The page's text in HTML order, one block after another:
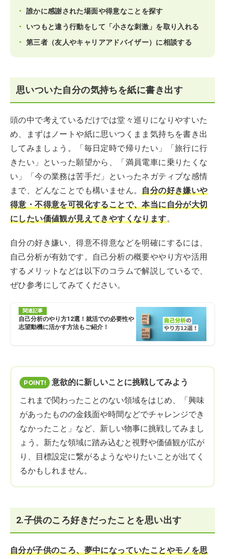
誰かに感謝された場面や得意なことを探す
いつもと違う行動をして「小さな刺激」を取り入れる
第三者（友人やキャリアアドバイザー）に相談する
思いついた自分の気持ちを紙に書き出す
頭の中で考えているだけでは堂々巡りになりやすいた
め、まずはノートや紙に思いつくまま気持ちを書き出
してみましょう。「毎日定時で帰りたい」「旅行に行
きたい」といった願望から、「満員電車に乗りたくな
い」「今の業務は苦手だ」といったネガティブな感情
まで、どんなことでも構いません。自分の好き嫌いや
得意・不得意を可視化することで、本当に自分が大切
にしたい価値観が見えてきやすくなります。
自分の好き嫌い、得意不得意などを明確にするには、
自己分析が有効です。自己分析の概要ややり方や活用
するメリットなどは以下のコラムで解説しているで、
ぜひ参考にしてみてください。
関連記事
自己分析のやり方12選！就活での必要性や
志望動機に活かす方法もご紹介！
意欲的に新しいことに挑戦してみよう
これまで関わったことのない領域をはじめ、「興味
があったものの金銭面や時間などでチャレンジでき
なかったこと」など、新しい物事に挑戦してみまし
ょう。新たな領域に踏み込むと視野や価値観が広が
り、目標設定に繋がるようなやりたいことが出てく
るかもしれません。
2.子供のころ好きだったことを思い出す
自分が子供のころ、夢中になっていたことやモノを思